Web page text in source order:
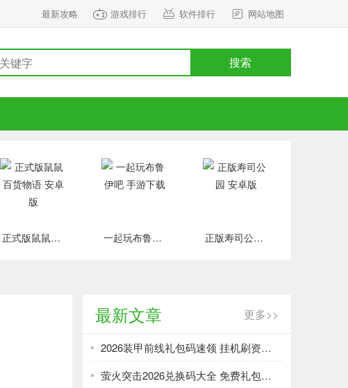
最新攻略 游戏排行 软件排行 网站地图
搜索
正式版鼠鼠百货物语 安卓版 一起玩布鲁伊吧 手游下载 正版寿司公园 安卓版
最新文章 更多>>
2026装甲前线礼包码速领 挂机刷资源攻略
萤火突击2026兑换码大全 免费礼包一键领取